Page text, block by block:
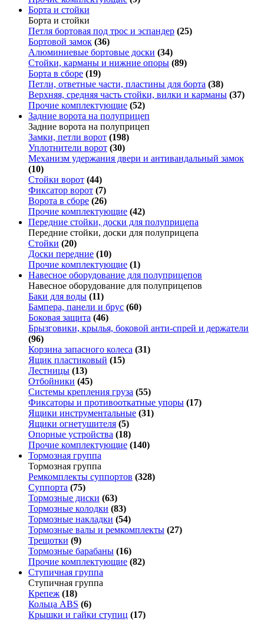
Борта и стойки
Борта и стойки
Петля бортовая под трос и эспандер (25)
Бортовой замок (36)
Алюминиевые бортовые доски (34)
Стойки, карманы и нижние опоры (89)
Борта в сборе (19)
Петли, ответные части, пластины для борта (38)
Верхняя, средняя часть стойки, вилки и карманы (37)
Прочие комплектующие (52)
Задние ворота на полуприцеп
Задние ворота на полуприцеп
Замки, петли ворот (198)
Уплотнители ворот (30)
Механизм удержания двери и антивандальный замок
(10)
Стойки ворот (44)
Фиксатор ворот (7)
Ворота в сборе (26)
Прочие комплектующие (42)
Передние стойки, доски для полуприцепа
Передние стойки, доски для полуприцепа
Стойки (20)
Доски передние (10)
Прочие комплектующие (1)
Навесное оборудование для полуприцепов
Навесное оборудование для полуприцепов
Баки для воды (11)
Бампера, панели и брус (60)
Боковая защита (46)
Брызговики, крылья, боковой анти-спрей и держатели
(96)
Корзина запасного колеса (31)
Ящик пластиковый (15)
Лестницы (13)
Отбойники (45)
Системы крепления груза (55)
Фиксаторы и противооткатные упоры (17)
Ящики инструментальные (31)
Ящики огнетушителя (5)
Опорные устройства (18)
Прочие комплектующие (140)
Тормозная группа
Тормозная группа
Ремкомплекты суппортов (328)
Суппорта (75)
Тормозные диски (63)
Тормозные колодки (83)
Тормозные накладки (54)
Тормозные валы и ремкомплекты (27)
Трещотки (9)
Тормозные барабаны (16)
Прочие комплектующие (82)
Ступичная группа
Ступичная группа
Крепеж (18)
Кольца ABS (6)
Крышки и гайки ступиц (17)